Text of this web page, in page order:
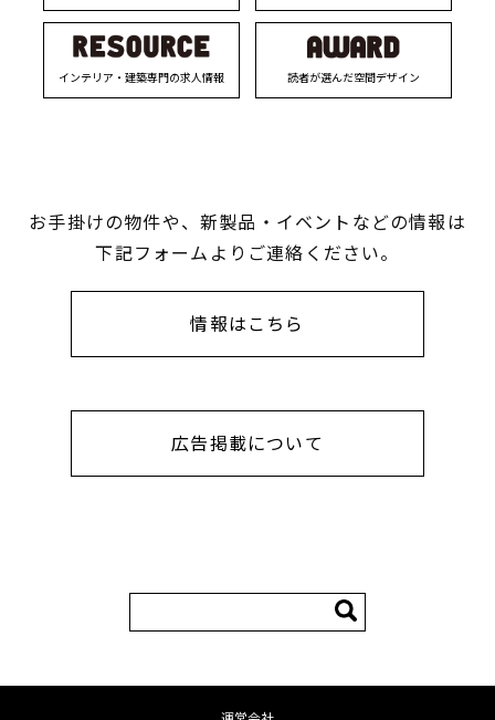
インテリア・建築専門の求人情報 読者が選んだ空間デザイン
お手掛けの物件や、新製品・イベントなどの情報は
下記フォームよりご連絡ください。
情報はこちら
広告掲載について
索: